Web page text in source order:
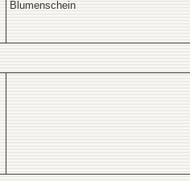
Blumenschein